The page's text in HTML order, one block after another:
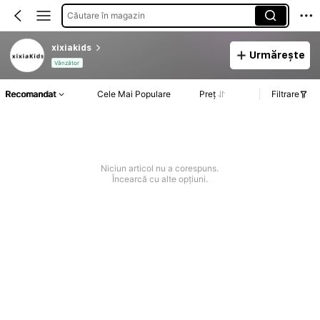
Căutare în magazin
xixiakids
Vânzător
Urmărește
Recomandat Cele Mai Populare Preț Filtrare
Niciun articol nu a corespuns.
Încearcă cu alte opțiuni.